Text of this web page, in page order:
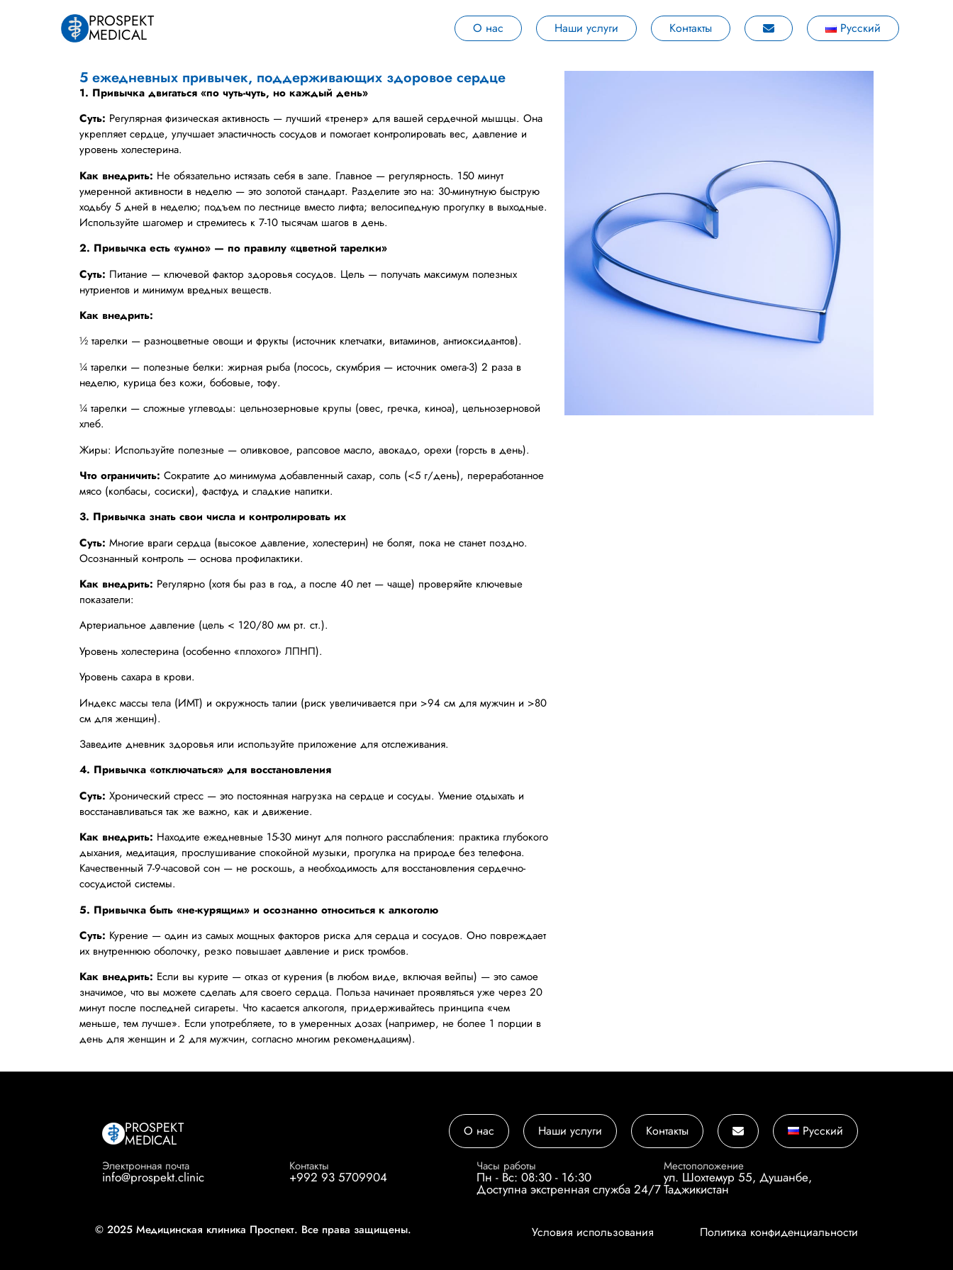
PROSPEKT
MEDICAL О нас Наши услуги Контакты Русский
5 ежедневных привычек, поддерживающих здоровое сердце
1. Привычка двигаться «по чуть-чуть, но каждый день»
Суть: Регулярная физическая активность — лучший «тренер» для вашей сердечной мышцы. Она
укрепляет сердце, улучшает эластичность сосудов и помогает контролировать вес, давление и
уровень холестерина.
Как внедрить: Не обязательно истязать себя в зале. Главное — регулярность. 150 минут
умеренной активности в неделю — это золотой стандарт. Разделите это на: 30-минутную быструю
ходьбу 5 дней в неделю; подъем по лестнице вместо лифта; велосипедную прогулку в выходные.
Используйте шагомер и стремитесь к 7-10 тысячам шагов в день.
2. Привычка есть «умно» — по правилу «цветной тарелки»
Суть: Питание — ключевой фактор здоровья сосудов. Цель — получать максимум полезных
нутриентов и минимум вредных веществ.
Как внедрить:
½ тарелки — разноцветные овощи и фрукты (источник клетчатки, витаминов, антиоксидантов).
¼ тарелки — полезные белки: жирная рыба (лосось, скумбрия — источник омега-3) 2 раза в
неделю, курица без кожи, бобовые, тофу.
¼ тарелки — сложные углеводы: цельнозерновые крупы (овес, гречка, киноа), цельнозерновой
хлеб.
Жиры: Используйте полезные — оливковое, рапсовое масло, авокадо, орехи (горсть в день).
Что ограничить: Сократите до минимума добавленный сахар, соль (<5 г/день), переработанное
мясо (колбасы, сосиски), фастфуд и сладкие напитки.
3. Привычка знать свои числа и контролировать их
Суть: Многие враги сердца (высокое давление, холестерин) не болят, пока не станет поздно.
Осознанный контроль — основа профилактики.
Как внедрить: Регулярно (хотя бы раз в год, а после 40 лет — чаще) проверяйте ключевые
показатели:
Артериальное давление (цель < 120/80 мм рт. ст.).
Уровень холестерина (особенно «плохого» ЛПНП).
Уровень сахара в крови.
Индекс массы тела (ИМТ) и окружность талии (риск увеличивается при >94 см для мужчин и >80
см для женщин).
Заведите дневник здоровья или используйте приложение для отслеживания.
4. Привычка «отключаться» для восстановления
Суть: Хронический стресс — это постоянная нагрузка на сердце и сосуды. Умение отдыхать и
восстанавливаться так же важно, как и движение.
Как внедрить: Находите ежедневные 15-30 минут для полного расслабления: практика глубокого
дыхания, медитация, прослушивание спокойной музыки, прогулка на природе без телефона.
Качественный 7-9-часовой сон — не роскошь, а необходимость для восстановления сердечно-
сосудистой системы.
5. Привычка быть «не-курящим» и осознанно относиться к алкоголю
Суть: Курение — один из самых мощных факторов риска для сердца и сосудов. Оно повреждает
их внутреннюю оболочку, резко повышает давление и риск тромбов.
Как внедрить: Если вы курите — отказ от курения (в любом виде, включая вейпы) — это самое
значимое, что вы можете сделать для своего сердца. Польза начинает проявляться уже через 20
минут после последней сигареты. Что касается алкоголя, придерживайтесь принципа «чем
меньше, тем лучше». Если употребляете, то в умеренных дозах (например, не более 1 порции в
день для женщин и 2 для мужчин, согласно многим рекомендациям).
PROSPEKT
MEDICAL
О нас Наши услуги Контакты Русский
Электронная почта
info@prospekt.clinic
Контакты
+992 93 5709904
Часы работы
Пн - Вс: 08:30 - 16:30
Доступна экстренная служба 24/7
Местоположение
ул. Шохтемур 55, Душанбе,
Таджикистан
© 2025 Медицинская клиника Проспект. Все права защищены. Условия использования Политика конфиденциальности